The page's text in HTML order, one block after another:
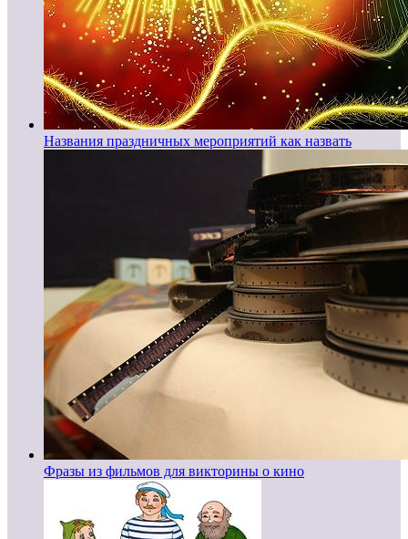
Названия праздничных мероприятий как назвать
Фразы из фильмов для викторины о кино